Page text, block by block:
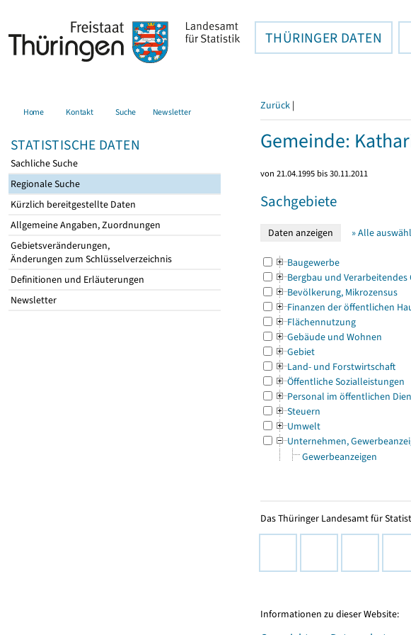
THÜRINGER DATEN
Home Kontakt Suche Newsletter
STATISTISCHE DATEN
Sachliche Suche
Regionale Suche
Kürzlich bereitgestellte Daten
Allgemeine Angaben, Zuordnungen
Gebietsveränderungen,
Änderungen zum Schlüsselverzeichnis
Definitionen und Erläuterungen
Newsletter
Zurück |
Gemeinde:
von 21.04.1995 bis 30.11.2011
Sachgebiete
» Alle
Baugewerbe
Bergbau und Verarbeitendes
Bevölkerung, Mikrozensus
Finanzen der öffentlichen
Flächennutzung
Gebäude und Wohnen
Gebiet
Land- und Forstwirtschaft
Öffentliche Sozialleistungen
Personal im öffentlichen
Steuern
Umwelt
Unternehmen,
Gewerbeanzeigen
Das Thüringer Landesamt für
Informationen zu dieser Website: